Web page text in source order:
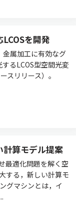
を開発
金属加工に有効なグ
るLCOS型空間光変
スリリース）。
計算モデル提案
最適化問題を解く空
する，新しい計算モ
グマシンとは，イ